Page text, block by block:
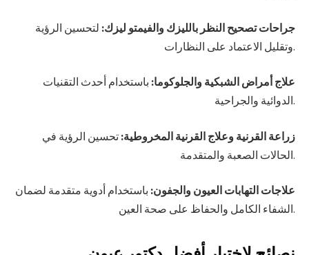
جراحات تصحيح النظر بالليزك والفيمتو ليزك: لتحسين الرؤية
وتقليل الاعتماد على النظارات.
علاج أمراض الشبكية والجلوكوما: باستخدام أحدث التقنيات
الدوائية والجراحية.
زراعة القرنية وعلاج القرنية المخروطية: تحسين الرؤية في
الحالات الصعبة والمتقدمة.
علاجات التهابات العيون والجفون: باستخدام أدوية متقدمة لضمان
الشفاء الكامل والحفاظ على صحة العين.